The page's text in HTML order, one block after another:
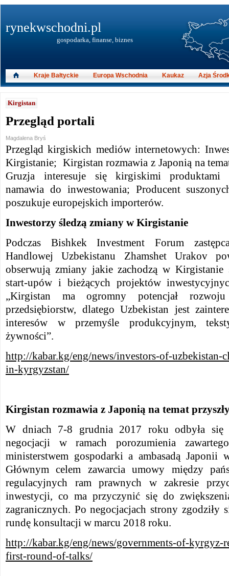
Kirgistan
Przegląd portali
Magdalena Bryś
Przegląd kirgiskich mediów internetowych:
Kirgistanie; Kirgistan rozmawia z Japonią na
Gruzja interesuje się kirgiskimi produktami
namawia do inwestowania; Producent
poszukuje europejskich importerów.
Inwestorzy śledzą zmiany w Kirgistanie
Podczas Bishkek Investment Forum
Handlowej Uzbekistanu Zhamshet Urakov
obserwują zmiany jakie zachodzą w Kirgistanie
start-upów i bieżących projektów
„Kirgistan ma ogromny potencjał
przedsiębiorstw, dlatego Uzbekistan jest
interesów w przemyśle produkcyjnym,
żywności”.
http://kabar.kg/eng/news/investors-of-uzbekistan-
in-kyrgyzstan/
Kirgistan rozmawia z Japonią na temat
W dniach 7-8 grudnia 2017 roku odbyła się
negocjacji w ramach porozumienia
ministerstwem gospodarki a ambasadą Japonii
Głównym celem zawarcia umowy między
regulacyjnych ram prawnych w zakresie
inwestycji, co ma przyczynić się do
zagranicznych. Po negocjacjach strony zgodziły
rundę konsultacji w marcu 2018 roku.
http://kabar.kg/eng/news/governments-of-kyrgyz-
first-round-of-talks/
rynekwschodni.pl
gospodarka, finanse, biznes
Kraje Bałtyckie Europa Wschodnia Kaukaz Azja